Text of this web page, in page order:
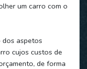
um carro com o
aspetos
cujos custos de
de forma